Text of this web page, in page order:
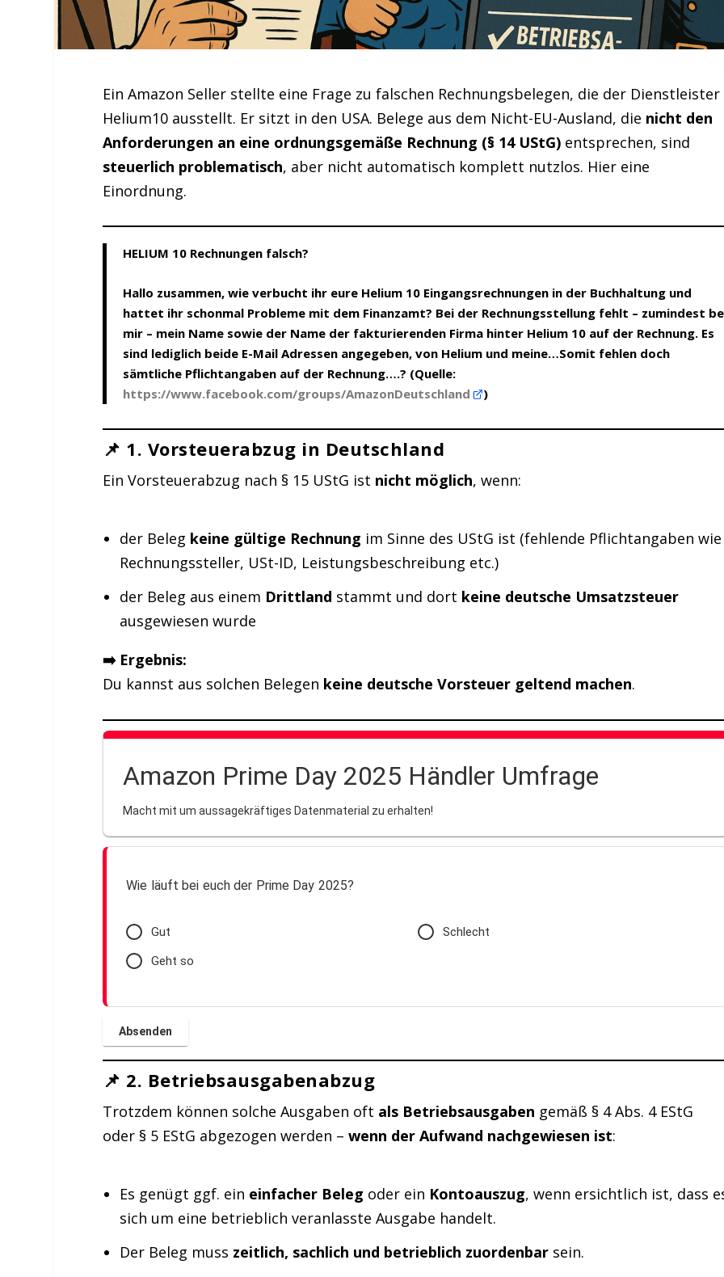
Ein Amazon Seller stellte eine Frage zu falschen Rechnungsbelegen, die der Dienstleister
Helium10 ausstellt. Er sitzt in den USA. Belege aus dem Nicht-EU-Ausland, die nicht den
Anforderungen an eine ordnungsgemäße Rechnung (§ 14 UStG) entsprechen, sind
steuerlich problematisch, aber nicht automatisch komplett nutzlos. Hier eine
Einordnung.
HELIUM 10 Rechnungen falsch?
Hallo zusammen, wie verbucht ihr eure Helium 10 Eingangsrechnungen in der Buchhaltung und
hattet ihr schonmal Probleme mit dem Finanzamt? Bei der Rechnungsstellung fehlt – zumindest
mir – mein Name sowie der Name der fakturierenden Firma hinter Helium 10 auf der Rechnung. Es
sind lediglich beide E-Mail Adressen angegeben, von Helium und meine…Somit fehlen doch
sämtliche Pflichtangaben auf der Rechnung….? (Quelle:
https://www.facebook.com/groups/AmazonDeutschland
)
📌 1. Vorsteuerabzug in Deutschland
Ein Vorsteuerabzug nach § 15 UStG ist nicht möglich, wenn:
der Beleg keine gültige Rechnung im Sinne des UStG ist (fehlende Pflichtangaben wie
Rechnungssteller, USt-ID, Leistungsbeschreibung etc.)
der Beleg aus einem Drittland stammt und dort keine deutsche Umsatzsteuer
ausgewiesen wurde
➡️ Ergebnis:
Du kannst aus solchen Belegen keine deutsche Vorsteuer geltend machen.
Amazon Prime Day 2025 Händler Umfrage
Macht mit um aussagekräftiges Datenmaterial zu erhalten!
Wie läuft bei euch der Prime Day 2025?
Gut
Schlecht
Geht so
📌 2. Betriebsausgabenabzug
Trotzdem können solche Ausgaben oft als Betriebsausgaben gemäß § 4 Abs. 4 EStG
oder § 5 EStG abgezogen werden –wenn der Aufwand nachgewiesen ist:
Es genügt ggf. ein einfacher Beleg oder ein Kontoauszug, wenn ersichtlich ist, dass
sich um eine betrieblich veranlasste Ausgabe handelt.
Der Beleg muss zeitlich, sachlich und betrieblich zuordenbarsein.